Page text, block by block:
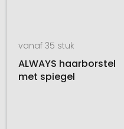
vanaf 35 stuk
ALWAYS haarborstel
met spiegel